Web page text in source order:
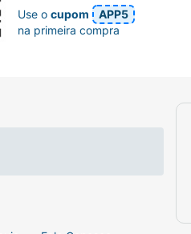
Use ocupom
APP5
na primeira compra